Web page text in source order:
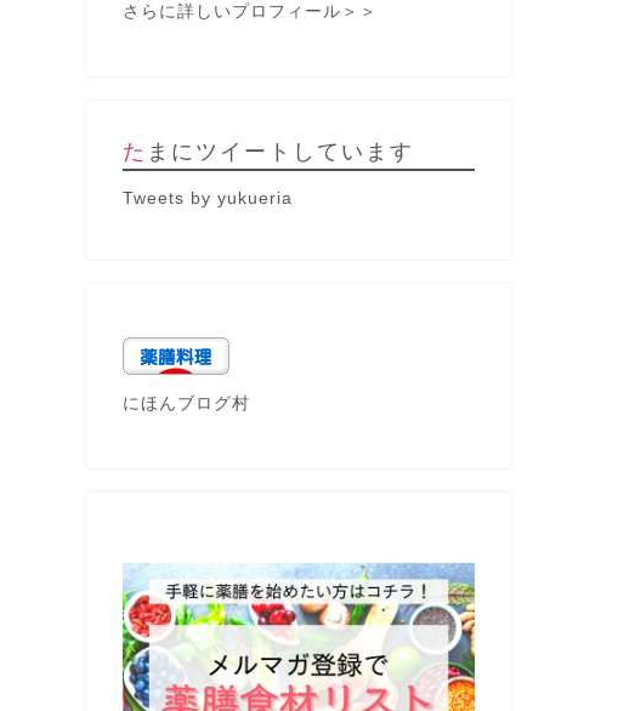
さらに詳しいプロフィール＞＞
たまにツイートしています
Tweets by yukueria
にほんブログ村